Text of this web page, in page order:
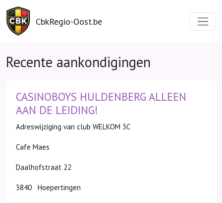
CbkRegio-Oost.be
Recente aankondigingen
CASINOBOYS HULDENBERG ALLEEN
AAN DE LEIDING!
Adreswijziging van club WELKOM 3C
Cafe Maes
Daalhofstraat 22
3840 Hoepertingen